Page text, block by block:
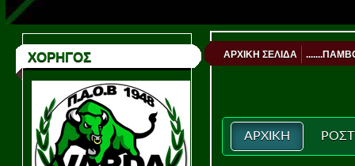
ΧΟΡΗΓΟΣ ΑΡΧΙΚΗ ΣΕΛΙΔΑ
ΑΡΧΙΚΗ